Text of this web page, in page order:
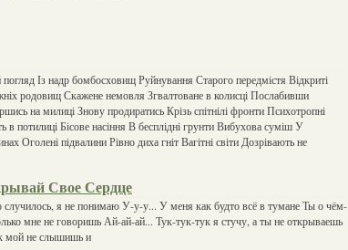
Із надр бомбосховищ Руйнування Старого передмістя Відкриті
родовищ Скажене немовля Згвалтоване в колисці Послабивши
на милиці Знову продиратись Крізь спітнілі фронти Психотропні
в потилиці Бісове насіння В бесплідні грунти Вибухова суміш У
Оголені підвалини Рівно диха гніт Вагітні світи Дозрівають не
Свое Сердце
случилось, я не понимаю У-у-у... У меня как будто всё в тумане Ты о чём-
мне не говоришь Ай-ай-ай... Тук-тук-тук я стучу, а ты не открываешь
мой не слышишь и